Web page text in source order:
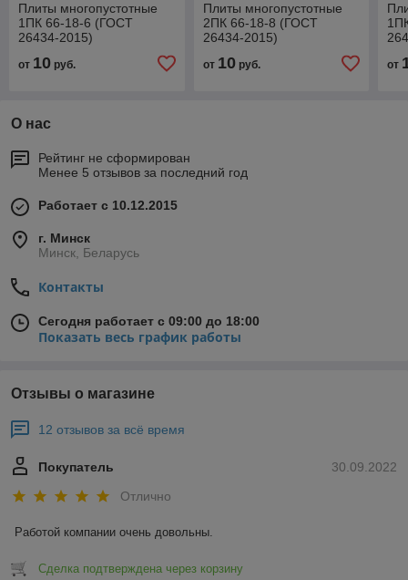
Плиты многопустотные
1ПК 66-18-6 (ГОСТ
26434-2015)
от 10 руб.
Плиты многопустотные
2ПК 66-18-8 (ГОСТ
26434-2015)
от 10руб. от
О нас
Рейтинг не сформирован
Менее 5 отзывов за последний год
Работает с 10.12.2015
г. Минск
Минск, Беларусь
Контакты
Сегодня работает с 09:00 до 18:00
Показать весь график работы
Отзывы о магазине
12 отзывов за всё время
30.09.2022
Покупатель
Отлично
Работой компании очень довольны.
Сделка подтверждена через корзину